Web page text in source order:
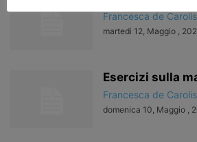
Francesca de Carolis
martedì 12, Maggio ,
Esercizi sulla
Francesca de Carolis
domenica 10, Maggio ,